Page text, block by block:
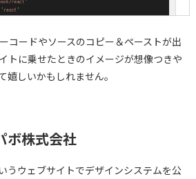
コードやソースのコピー＆ペーストが出
トに乗せたときのイメージが想像つきや
嬉しいかもしれません。
ボ株式会社
うウェブサイトでデザインシステムを公